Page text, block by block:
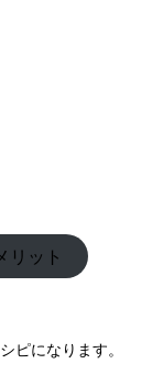
リット
ピになります。